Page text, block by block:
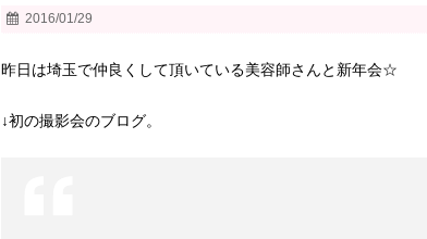
2016/01/29
昨日は埼玉で仲良くして頂いている美容師さんと新年会☆
↓初の撮影会のブログ。